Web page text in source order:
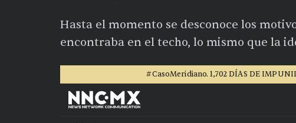
Hasta el momento se desconoce los
encontraba en el techo, lo mismo que la